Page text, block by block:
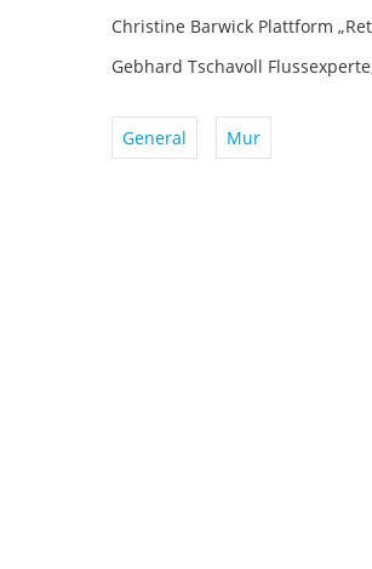
Christine Barwick Plattform
Gebhard Tschavoll
General Mur